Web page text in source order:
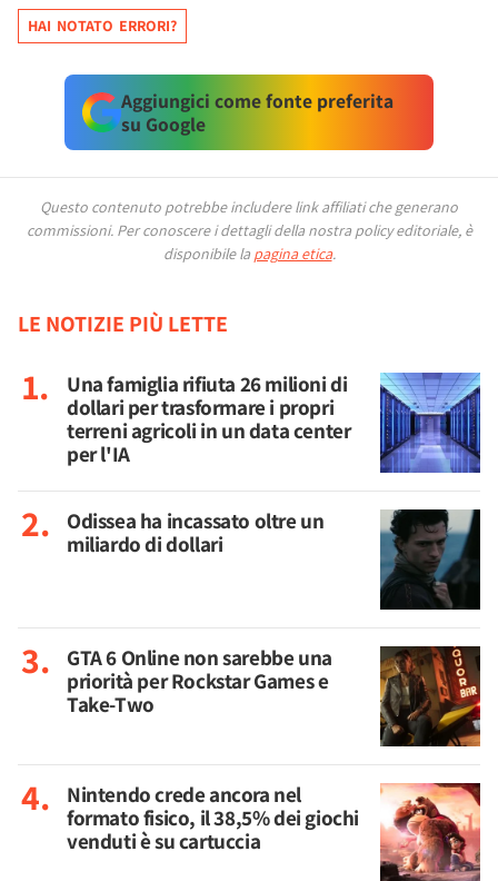
HAI NOTATO ERRORI?
Aggiungici come fonte preferita
su Google
Questo contenuto potrebbe includere link affiliati che generano
commissioni. Per conoscere i dettagli della nostra policy editoriale, è
disponibile la pagina etica.
LE NOTIZIE PIÙ LETTE
Una famiglia rifiuta 26 milioni di
dollari per trasformare i propri
terreni agricoli in un data center
per l'IA
Odissea ha incassato oltre un
miliardo di dollari
GTA 6 Online non sarebbe una
priorità per Rockstar Games e
Take-Two
Nintendo crede ancora nel
formato fisico, il 38,5% dei giochi
venduti è su cartuccia